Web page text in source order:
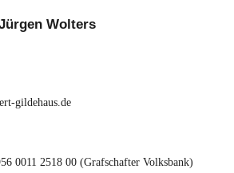
Wolters
gildehaus.de
0011 2518 00 (Grafschafter Volksbank)